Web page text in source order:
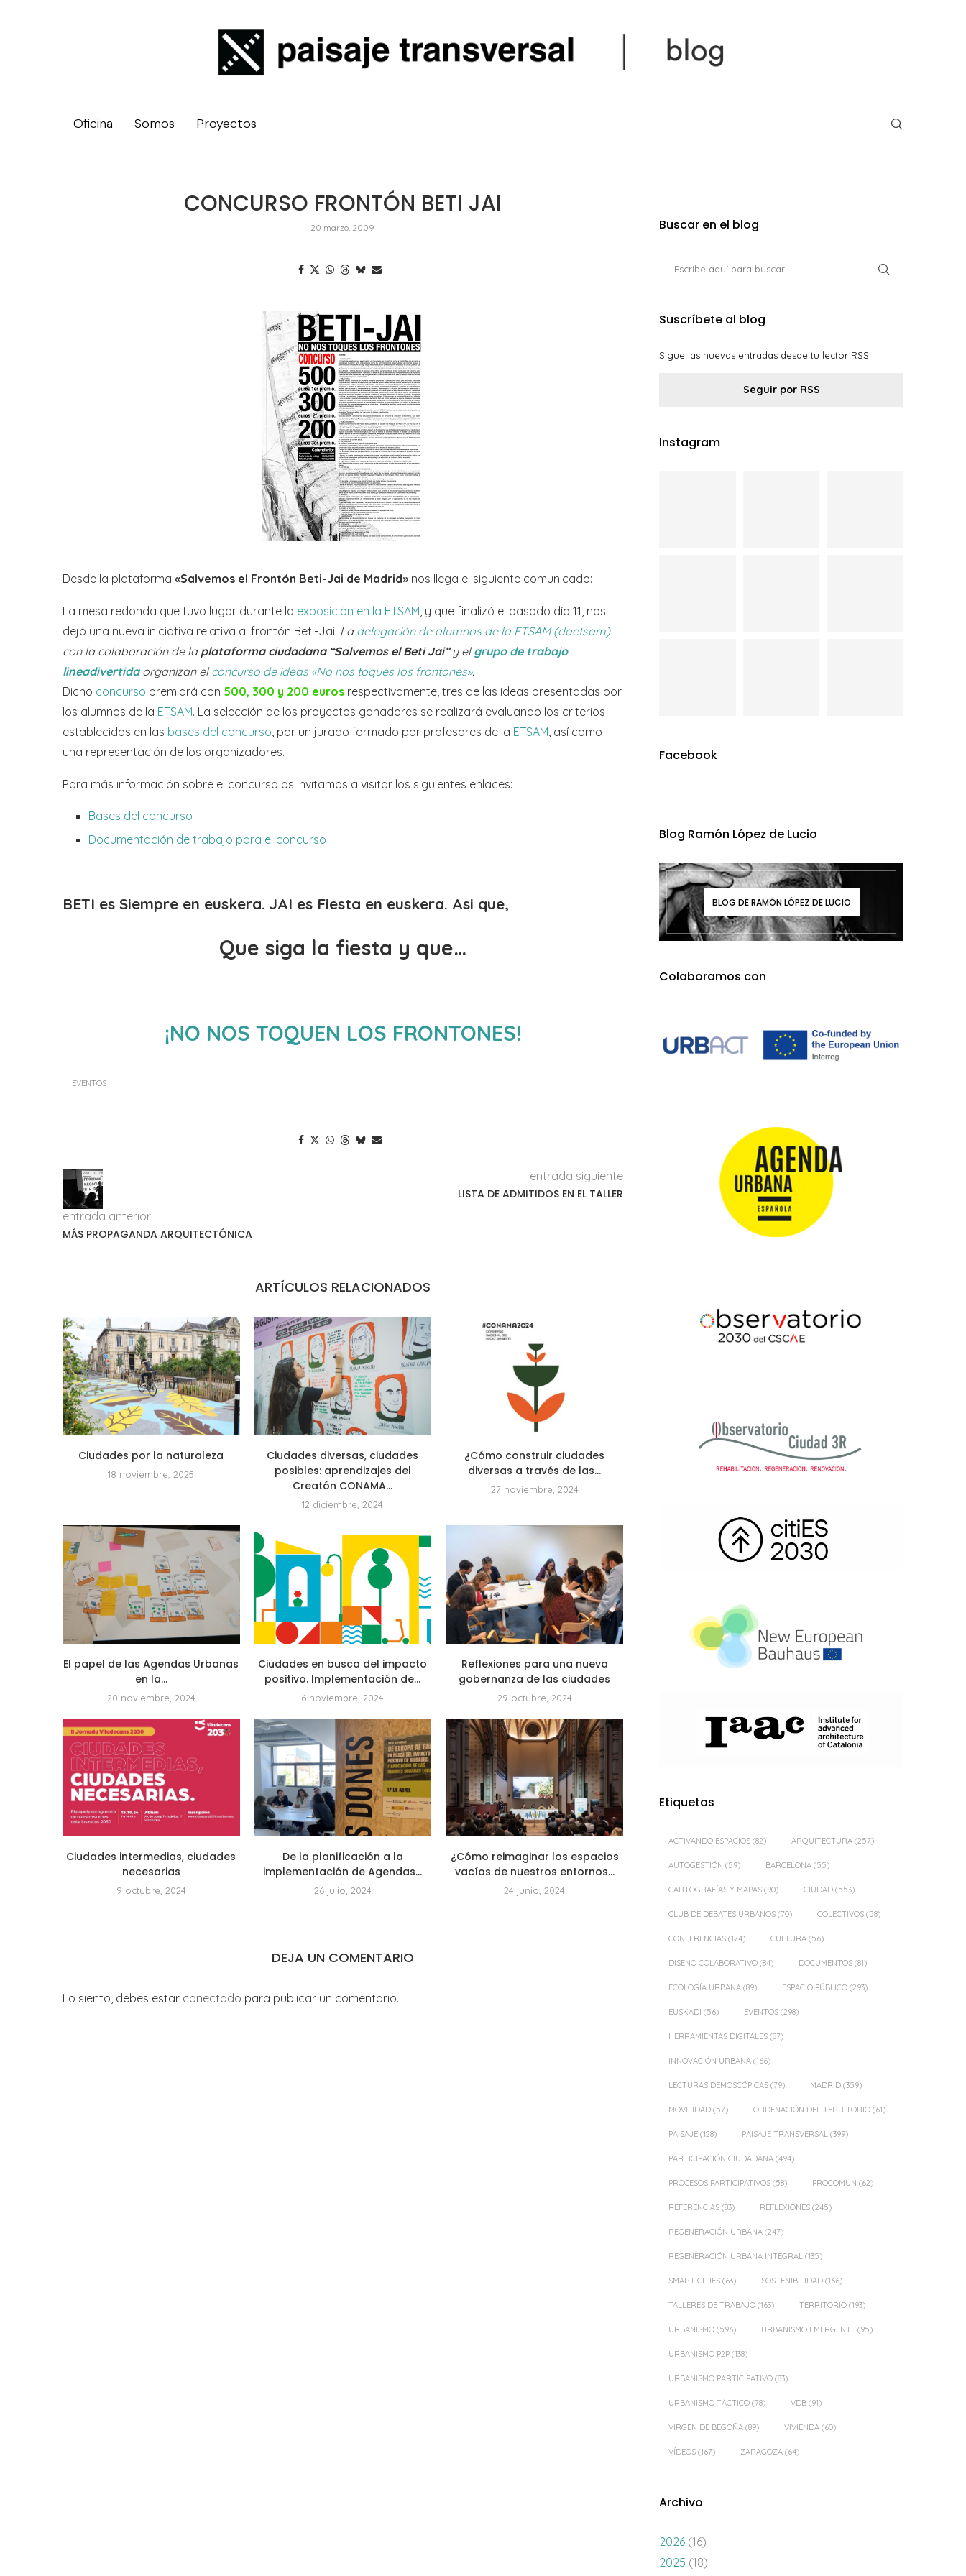
Oficina Somos Proyectos
CONCURSO FRONTÓN BETI JAI
20 marzo, 2009
Desde la plataforma «Salvemos el Frontón Beti-Jai de Madrid» nos llega el siguiente comunicado:
La mesa redonda que tuvo lugar durante la exposición en la ETSAM , y que finalizó el pasado día 11, nos
dejó una nueva iniciativa relativa al frontón Beti-Jai: La delegación de alumnos de la ETSAM (daetsam)
con la colaboración de la plataforma ciudadana “Salvemos el Beti Jai”y el grupo de trabajo
lineadivertidaorganizan el concurso de ideas «No nos toques los frontones».
Dicho concurso premiará con 500, 300 y 200 euros respectivamente, tres de las ideas presentadas por
los alumnos de la ETSAM. La selección de los proyectos ganadores se realizará evaluando los criterios
establecidos en las bases del concurso , por un jurado formado por profesores de la ETSAM , así como
una representación de los organizadores.
Para más información sobre el concurso os invitamos a visitar los siguientes enlaces:
Bases del concurso
Documentación de trabajo para el concurso
BETI es Siempre en euskera. JAI es Fiesta en euskera. Asi que,
Que siga la fiesta y que…
¡NO NOS TOQUEN LOS FRONTONES!
EVENTOS
entrada anterior
MÁS PROPAGANDA ARQUITECTÓNICA
entrada siguiente
LISTA DE ADMITIDOS EN EL TALLER
ARTÍCULOS RELACIONADOS
Ciudades por la naturaleza
18 noviembre, 2025
Ciudades diversas, ciudades
posibles: aprendizajes del
Creatón CONAMA...
12 diciembre, 2024
¿Cómo construir ciudades
diversas a través de las...
27 noviembre, 2024
El papel de las Agendas Urbanas
en la...
20 noviembre, 2024
Ciudades en busca del impacto
positivo. Implementación de...
6 noviembre, 2024
Reflexiones para una nueva
gobernanza de las ciudades
29 octubre, 2024
Ciudades intermedias, ciudades
necesarias
9 octubre, 2024
De la planificación a la
implementación de Agendas...
26 julio, 2024
¿Cómo reimaginar los espacios
vacíos de nuestros entornos...
24 junio, 2024
DEJA UN COMENTARIO
Lo siento, debes estar conectado para publicar un comentario.
Buscar en el blog
Suscríbete al blog
Sigue las nuevas entradas desde tu lector RSS.
Seguir por RSS
Instagram
Facebook
Blog Ramón López de Lucio
BLOG DE RAMÓN LÓPEZ DE LUCIO
Colaboramos con
Etiquetas
ACTIVANDO ESPACIOS (82) ARQUITECTURA (257)
AUTOGESTIÓN (59) BARCELONA (55)
CARTOGRAFÍAS Y MAPAS (90) CIUDAD (553)
CLUB DE DEBATES URBANOS (70) COLECTIVOS (58)
CONFERENCIAS (174) CULTURA (56)
DISEÑO COLABORATIVO (84) DOCUMENTOS (81)
ECOLOGÍA URBANA (89) ESPACIO PÚBLICO (293)
EUSKADI (56) EVENTOS (298)
HERRAMIENTAS DIGITALES (87)
INNOVACIÓN URBANA (166)
LECTURAS DEMOSCÓPICAS (79) MADRID (359)
MOVILIDAD (57) ORDENACIÓN DEL TERRITORIO (61)
PAISAJE (128) PAISAJE TRANSVERSAL (399)
PARTICIPACIÓN CIUDADANA (494)
PROCESOS PARTICIPATIVOS (58) PROCOMÚN (62)
REFERENCIAS (83) REFLEXIONES (245)
REGENERACIÓN URBANA (247)
REGENERACIÓN URBANA INTEGRAL (135)
SMART CITIES (63) SOSTENIBILIDAD (166)
TALLERES DE TRABAJO (163) TERRITORIO (193)
URBANISMO (596) URBANISMO EMERGENTE (95)
URBANISMO P2P (138)
URBANISMO PARTICIPATIVO (83)
URBANISMO TÁCTICO (78) VDB (91)
VIRGEN DE BEGOÑA (89) VIVIENDA (60)
VÍDEOS (167) ZARAGOZA (64)
Archivo
2026 (16)
2025 (18)